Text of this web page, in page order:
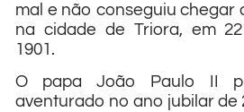
mal e não conseguiu chegar
na cidade de Triora, em
1901.
O papa João Paulo II
aventurado no ano jubilar de